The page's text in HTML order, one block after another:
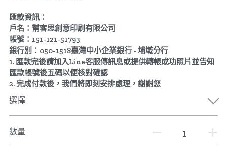
匯款資訊：
戶名：幫客思創意印刷有限公司
帳號：151-121-51793
銀行別：050-1518臺灣中小企業銀行 - 埔墘分行
1. 匯款完後請加入Line客服傳訊息或提供轉帳成功照片並告知
匯款帳號後五碼以便核對確認
2. 完成付款後，我們將即刻安排處理，謝謝您
選擇
數量
素色系列公版盒
宅配外箱
收納紙箱